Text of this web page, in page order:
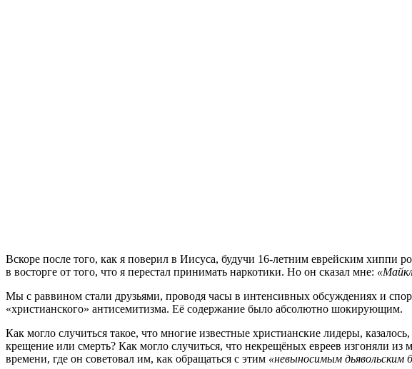
Вскоре после того, как я поверил в Иисуса, будучи 16-летним еврейским
в восторге от того, что я перестал принимать наркотики. Но он сказал мне:
Мы с раввином стали друзьями, проводя часы в интенсивных обсуждениях и
«христианского» антисемитизма. Её содержание было абсолютно шокирующим.
Как могло случиться такое, что многие известные христианские лидеры,
крещение или смерть? Как могло случиться, что некрещёных евреев изгоняли
времени, где он советовал им, как обращаться с этим «невыносимым дьявольским